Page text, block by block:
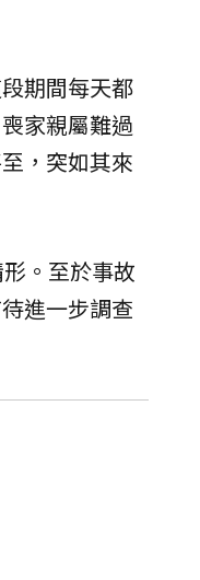
期間每天都
家親屬難過
，突如其來
。至於事故
進一步調查